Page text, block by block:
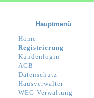
Hauptmenü
Home
Registrierung
Kundenlogin
AGB
Datenschutz
Hausverwalter
WEG-Verwaltung